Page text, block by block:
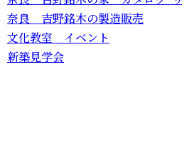
奈良 吉野銘木の製造販売
文化教室 イベント
新築見学会